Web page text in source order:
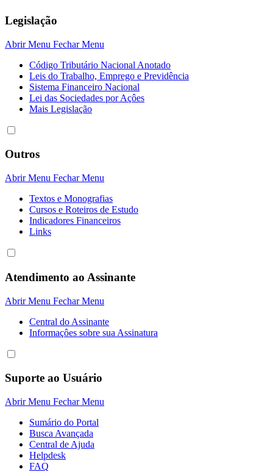
Legislação
Abrir Menu Fechar Menu
Código Tributário Nacional Anotado
Leis do Trabalho, Emprego e Previdência
Sistema Financeiro Nacional
Lei das Sociedades por Açôes
Mais Legislação
Outros
Abrir Menu Fechar Menu
Textos e Monografias
Cursos e Roteiros de Estudo
Indicadores Financeiros
Links
Atendimento ao Assinante
Abrir Menu Fechar Menu
Central do Assinante
Informaçôes sobre sua Assinatura
Suporte ao Usuário
Abrir Menu Fechar Menu
Sumário do Portal
Busca Avançada
Central de Ajuda
Helpdesk
FAQ